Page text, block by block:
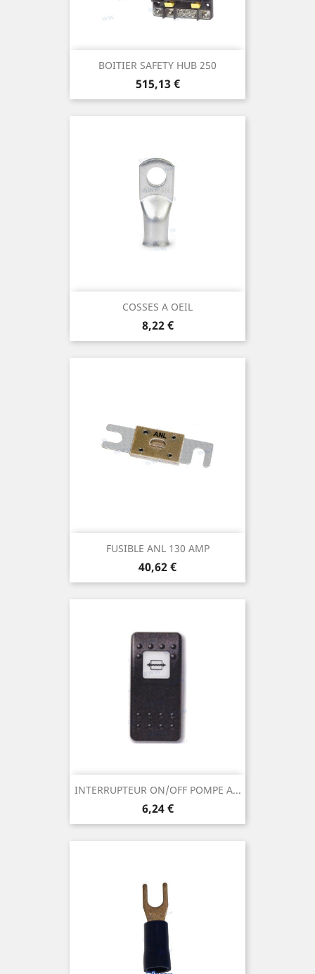
BOITIER SAFETY HUB 250
Prix
515,13 €
COSSES A OEIL
Prix
8,22 €
FUSIBLE ANL 130 AMP
Prix
40,62 €
INTERRUPTEUR ON/OFF POMPE A...
Prix
6,24 €